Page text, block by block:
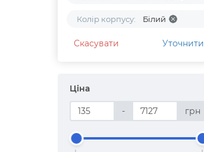
Колір корпусу: Білий
Скасувати Уточнити
Ціна
- грн